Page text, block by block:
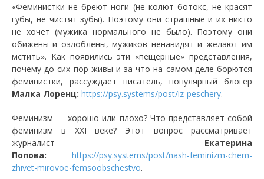
«Феминистки не бреют ноги (не колют ботокс, не красят
губы, не чистят зубы). Поэтому они страшные и их никто
не хочет (мужика нормального не было). Поэтому они
обижены и озлоблены, мужиков ненавидят и желают им
мстить». Как появились эти «пещерные» представления,
почему до сих пор живы и за что на самом деле борются
феминистки, рассуждает писатель, популярный блогер
Малка Лоренц: https://psy.systems/post/iz-peschery.
Феминизм — хорошо или плохо? Что представляет собой
феминизм в XXI веке? Этот вопрос рассматривает
журналист Екатерина
Попова:
https://psy.systems/post/nash-feminizm-chem-
zhivet-mirovoe-femsoobschestvo.